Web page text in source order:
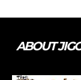
ABOUT